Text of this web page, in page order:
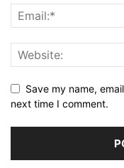
Save my name,
next time I comment.